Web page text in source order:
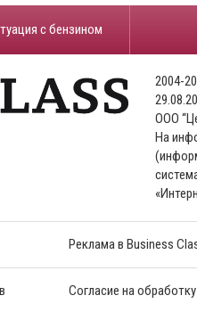
с бензином
2004-
ООО
На
Реклама в Business
Согласие на